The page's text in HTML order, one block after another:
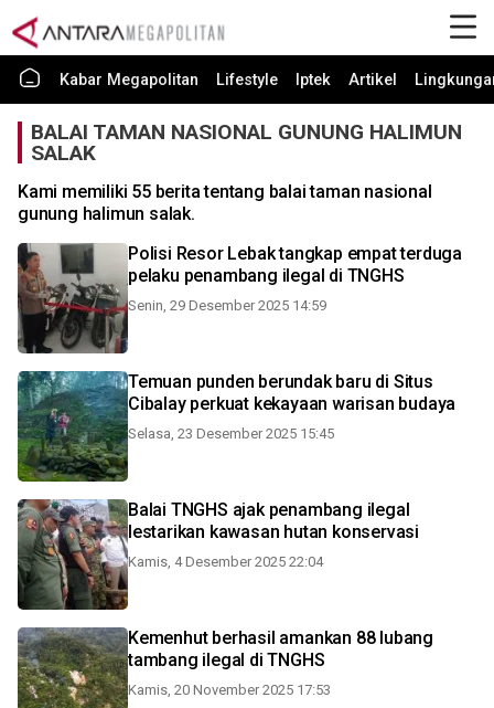
Kabar Megapolitan Lifestyle Iptek Artikel
BALAI TAMAN NASIONAL GUNUNG HALIMUN
SALAK
Kami memiliki 55 berita tentang balai taman nasional
gunung halimun salak.
Polisi Resor Lebak tangkap empat terduga
pelaku penambang ilegal di TNGHS
Senin, 29 Desember 2025 14:59
Temuan punden berundak baru di Situs
Cibalay perkuat kekayaan warisan budaya
Selasa, 23 Desember 2025 15:45
Balai TNGHS ajak penambang ilegal
lestarikan kawasan hutan konservasi
Kamis, 4 Desember 2025 22:04
Kemenhut berhasil amankan 88 lubang
tambang ilegal di TNGHS
Kamis, 20 November 2025 17:53